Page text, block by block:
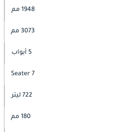
1948 مم
3073 مم
5 أبواب
7 Seater
722 ليتر
180 مم